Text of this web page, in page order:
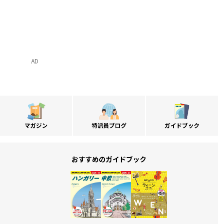
AD
マガジン 特派員ブログ ガイドブック
おすすめのガイドブック